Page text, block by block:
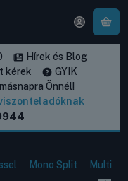
Hírek és Blog
kérek
GYIK
Önnél!
Mono Split
Multi